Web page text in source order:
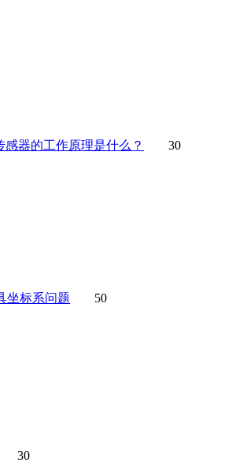
感器的工作原理是什么？ 30
坐标系问题
50
30